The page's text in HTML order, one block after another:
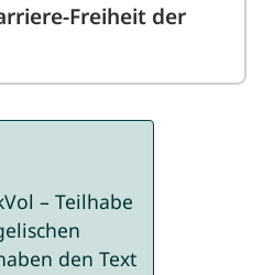
Freiheit der
– Teilhabe
den Text